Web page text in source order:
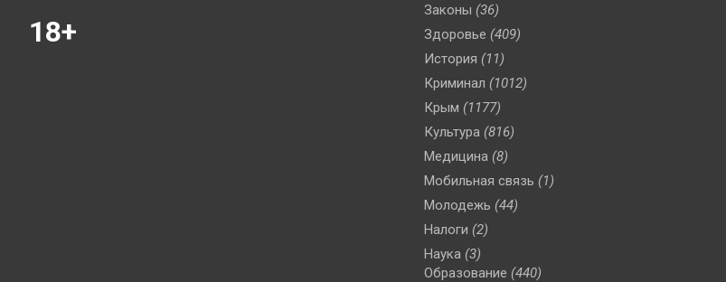
18+
Законы (36)
Здоровье (409)
История (11)
Криминал (1012)
Крым (1177)
Культура (816)
Медицина (8)
Мобильная связь (1)
Молодежь (44)
Налоги (2)
Наука (3)
Образование (440)